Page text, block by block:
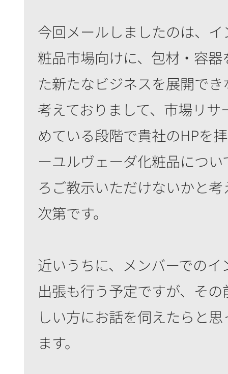
今回メールしましたのは、
粧品市場向けに、包材・容器
た新たなビジネスを展開で
考えておりまして、市場リサ
めている段階で貴社のHPを
ーユルヴェーダ化粧品につい
ろご教示いただけないかと
次第です。
近いうちに、メンバーでのイ
出張も行う予定ですが、その
しい方にお話を伺えたらと
ます。